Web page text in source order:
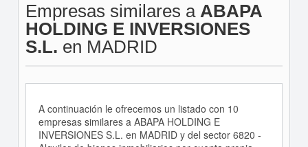
Empresas similares a ABAPA
HOLDING E INVERSIONES
S.L. en MADRID
A continuación le ofrecemos un listado con 10
empresas similares a ABAPA HOLDING E
INVERSIONES S.L. en MADRID y del sector 6820 -